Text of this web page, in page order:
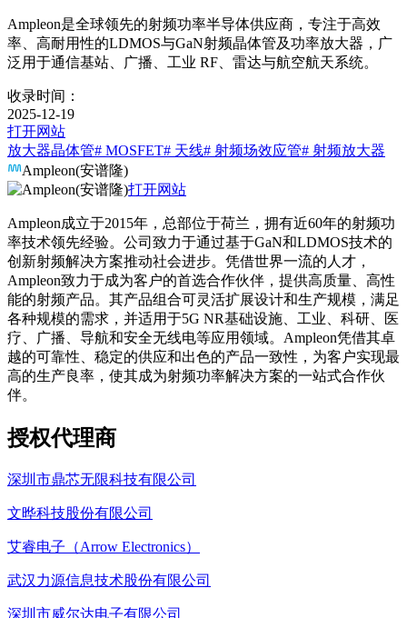
Ampleon是全球领先的射频功率半导体供应商，专注于高效
率、高耐用性的LDMOS与GaN射频晶体管及功率放大器，广
泛用于通信基站、广播、工业 RF、雷达与航空航天系统。
收录时间：
2025-12-19
打开网站
放大器晶体管# MOSFET# 天线# 射频场效应管# 射频放大器
Ampleon(安谱隆)
打开网站
Ampleon成立于2015年，总部位于荷兰，拥有近60年的射频功
率技术领先经验。公司致力于通过基于GaN和LDMOS技术的
创新射频解决方案推动社会进步。凭借世界一流的人才，
Ampleon致力于成为客户的首选合作伙伴，提供高质量、高性
能的射频产品。其产品组合可灵活扩展设计和生产规模，满足
各种规模的需求，并适用于5G NR基础设施、工业、科研、医
疗、广播、导航和安全无线电等应用领域。Ampleon凭借其卓
越的可靠性、稳定的供应和出色的产品一致性，为客户实现最
高的生产良率，使其成为射频功率解决方案的一站式合作伙
伴。
授权代理商
深圳市鼎芯无限科技有限公司
文晔科技股份有限公司
艾睿电子（Arrow Electronics）
武汉力源信息技术股份有限公司
深圳市威尔达电子有限公司